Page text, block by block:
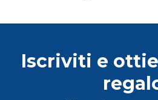
Iscriviti e